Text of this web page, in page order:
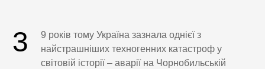
3
9 років тому Україна зазнала однієї з
найстрашніших техногенних катастроф у
світовій історії – аварії на Чорнобильській